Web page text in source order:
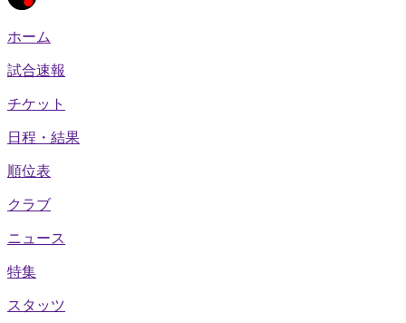
ホーム
試合速報
チケット
日程・結果
順位表
クラブ
ニュース
特集
スタッツ